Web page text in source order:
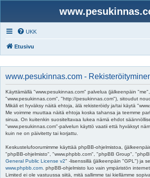
UKK
Etusivu
www.pesukinnas.com -
Käyttämällä "www.pesukinnas.com" palvelua (jälkeenpäin
"www.pesukinnas.com", "http://pesukinnas.com"), sitoudut
Mikäli et hyväksy näitä ehtoja, älä rekisteröidy ja/tai käytä
Me voimme muuttaa näitä ehtoja koska tahansa ja teemme
sinua. On kuitenkin suositeltavaa lukea nämä ehdot
"www.pesukinnas.com"-palvelun käyttö vaatii että hyväksyt
kuin ne on päivitetty tai korjattu.
Keskustelufoorumimme käyttää phpBB-ohjelmistoa,
"phpBB-ohjelmisto", "www.phpbb.com", "phpBB Group",
General Public License v2" -lisenssillä (jälkeenpäin "GPL") ja
www.phpbb.com . phpBB-ohjelmisto luo vain ympäristön
Limited ei ole vastuussa siitä, mitä sallimme tai kiellämme